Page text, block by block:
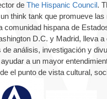
de The Hispanic Council.
think tank que promueve las
comunidad hispana de
D.C. y Madrid, lleva a
de análisis, investigación y
a un mayor
el punto de vista cultural,